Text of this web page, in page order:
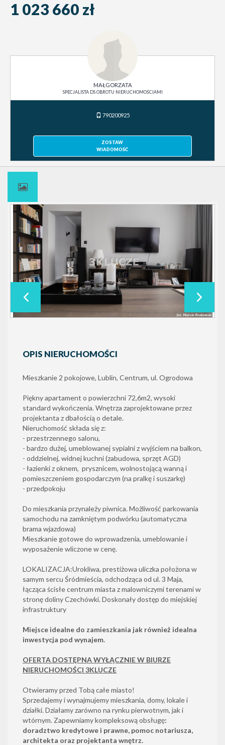
1 023 660 zł
MAŁGORZATA
SPECJALISTA DS OBROTU NIERUCHOMOŚCIAMI
790200925
ZOSTAW
WIADOMOŚĆ
OPIS NIERUCHOMOŚCI
Mieszkanie 2 pokojowe, Lublin, Centrum, ul. Ogrodowa
Piękny apartament o powierzchni 72,6m2, wysoki
standard wykończenia. Wnętrza zaprojektowane przez
projektanta z dbałością o detale.
Nieruchomość składa się z:
- przestrzennego salonu,
- bardzo dużej, umeblowanej sypialni z wyjściem na balkon,
- oddzielnej, widnej kuchni (zabudowa, sprzęt AGD)
- łazienki z oknem, prysznicem, wolnostojącą wanną i
pomieszczeniem gospodarczym (na pralkę i suszarkę)
- przedpokoju
Do mieszkania przynależy piwnica. Możliwość parkowania
samochodu na zamkniętym podwórku (automatyczna
brama wjazdowa)
Mieszkanie gotowe do wprowadzenia, umeblowanie i
wyposażenie wliczone w cenę.
LOKALIZACJA:Urokliwa, prestiżowa uliczka położona w
samym sercu Śródmieścia, odchodząca od ul. 3 Maja,
łącząca ścisłe centrum miasta z malowniczymi terenami w
stronę doliny Czechówki. Doskonały dostęp do miejskiej
infrastruktury
Miejsce idealne do zamieszkania jak również idealna
inwestycja pod wynajem.
OFERTA DOSTĘPNA WYŁĄCZNIE W BIURZE
NIERUCHOMOŚCI 3KLUCZE
Otwieramy przed Tobą całe miasto!
Sprzedajemy i wynajmujemy mieszkania, domy, lokale i
działki. Działamy zarówno na rynku pierwotnym, jak i
wtórnym. Zapewniamy kompleksową obsługę:
doradztwo kredytowe i prawne, pomoc notariusza,
architekta oraz projektanta wnętrz.